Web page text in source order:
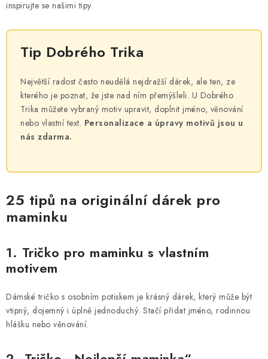
VÁNOCE
PROVIZNÍ SYSTÉM
O nás Časté otázky
Doprava a platba
Obchodní podmínky
Kontakty
inspirujte se našimi tipy.
Tip Dobrého Trika
Největší radost často neudělá nejdražší dárek, ale ten, ze
kterého je poznat, že jste nad ním přemýšleli. U Dobrého
Trika můžete vybraný motiv upravit, doplnit jméno, věnování
nebo vlastní text. Personalizace a úpravy motivů jsou u
nás zdarma.
25 tipů na originální dárek pro
maminku
1. Tričko pro maminku s vlastním
motivem
Dámské tričko s osobním potiskem je krásný dárek, který může být
vtipný, dojemný i úplně jednoduchý. Stačí přidat jméno, rodinnou
hlášku nebo věnování.